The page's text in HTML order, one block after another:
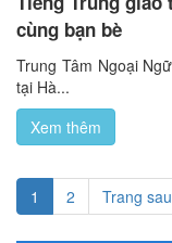
cùng bạn bè
Trung Tâm Ngoại
tại Hà...
Xem thêm
1 2 Trang